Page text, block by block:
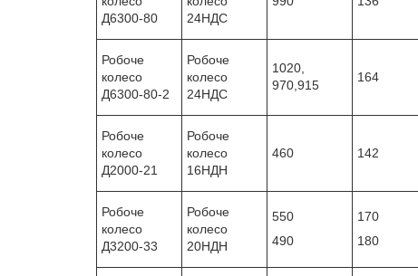
Д6300-80
24НДС
Робоче
колесо
Д6300-80-2
Робоче
колесо
24НДС
1020,
970,915
164
Робоче
колесо
Д2000-21
Робоче
колесо
16НДН
460 142
Робоче
колесо
Д3200-33
Робоче
колесо
20НДН
550
490
170
180